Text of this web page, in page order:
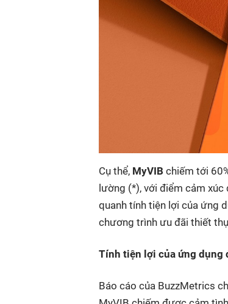
Cụ thể, MyVIB chiếm tới
lường (*), với điểm cảm
quanh tính tiện lợi của ứng
chương trình ưu đãi thiết
Tính tiện lợi của ứng dụng
Báo cáo của BuzzMetrics